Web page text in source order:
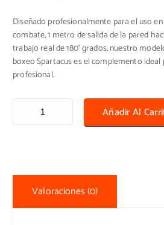
Diseñado profesionalmente para el uso
combate, 1 metro de salida de la pared
trabajo real de 180° grados, nuestro
boxeo Spartacus es el complemento ideal
profesional.
Soporte para saco de Boxeo - Spartacus -
Añadir Al
Valoraciones (0)